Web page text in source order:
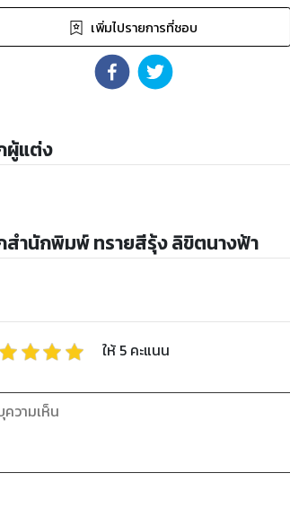
เพิ่มไปรายการที่ชอบ
ผู้แต่ง
สำนักพิมพ์ ทรายสีรุ้ง ลิขิตนางฟ้า
ให้ 5 คะแนน